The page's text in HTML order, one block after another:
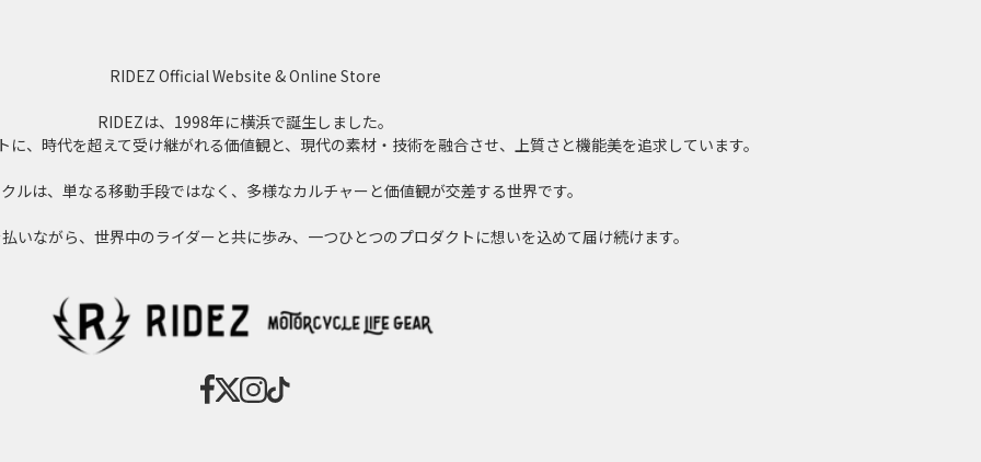
RIDEZ Official Website & Online Store
RIDEZは、1998年に横浜で誕生しました。
、時代を超えて受け継がれる価値観と、現代の素材・技術を融合させ、上質さと機能美を追求しています。
ルは、単なる移動手段ではなく、多様なカルチャーと価値観が交差する世界です。
いながら、世界中のライダーと共に歩み、一つひとつのプロダクトに想いを込めて届け続けます。